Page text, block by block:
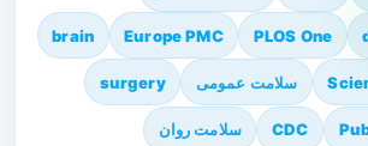
PLOS One
Europe PMC
brain
سلامت عمومی surgery
CDC سلامت روان